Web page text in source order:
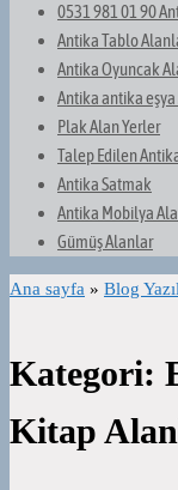
0531 981 01 90
Antika Tablo
Antika Oyuncak
Antika antika
Plak Alan Yerler
Talep Edilen
Antika Satmak
Antika Mobilya
Gümüş Alanlar
Ana sayfa » Blog
Kategori:
Kitap